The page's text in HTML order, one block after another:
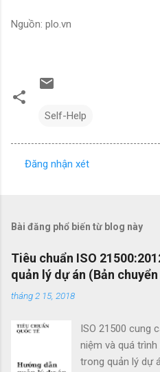
Nguồn: plo.vn
Self-Help
x
é
t
Đăng nhận xét
Bài đăng phổ biến từ blog này
Tiêu chuẩn ISO
quản lý dự án (Bản
tháng 2 15, 2018
ISO 21500 cung
niệm và quá
trong quản lý dự